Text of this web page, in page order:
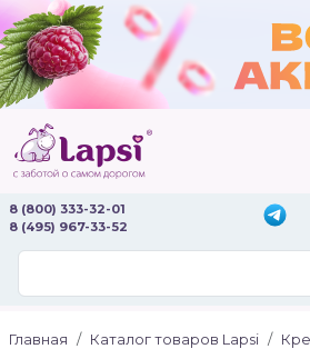
8 (800) 333-32-01
8 (495) 967-33-52
Главная Каталог товаров Lapsi